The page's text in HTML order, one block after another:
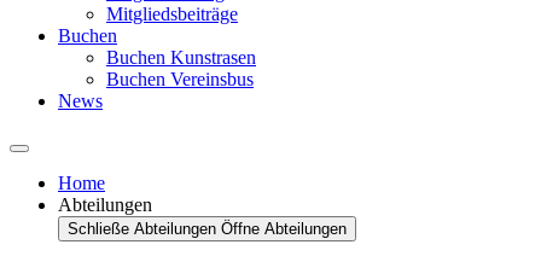
Mitgliedsbeiträge
Buchen
Buchen Kunstrasen
Buchen Vereinsbus
News
Home
Abteilungen
Schließe Abteilungen Öffne Abteilungen